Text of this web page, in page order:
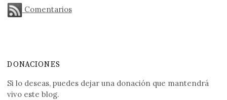
Comentarios
DONACIONES
Si lo deseas, puedes dejar una donación que mantendrá
vivo este blog.